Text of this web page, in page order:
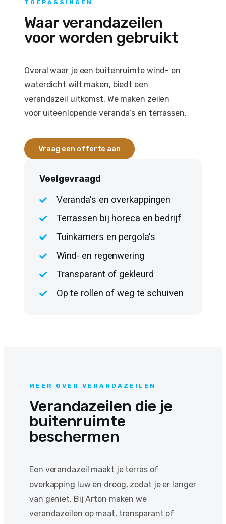
TOEPASSINGEN
Waar verandazeilen
voor worden gebruikt
Overal waar je een buitenruimte wind- en
waterdicht wilt maken, biedt een
verandazeil uitkomst. We maken zeilen
voor uiteenlopende veranda’s en terrassen.
Vraag een offerte aan
Veelgevraagd
Veranda's en overkappingen
Terrassen bij horeca en bedrijf
Tuinkamers en pergola's
Wind- en regenwering
Transparant of gekleurd
Op te rollen of weg te schuiven
MEER OVER VERANDAZEILEN
Verandazeilen die je
buitenruimte
beschermen
Een verandazeil maakt je terras of
overkapping luw en droog, zodat je er langer
van geniet. Bij Arton maken we
verandazeilen op maat, transparant of